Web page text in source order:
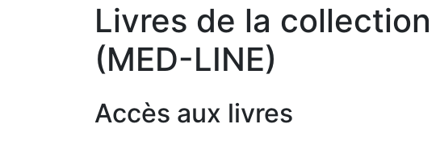
Livres de la
(MED-LINE)
Accès aux livres